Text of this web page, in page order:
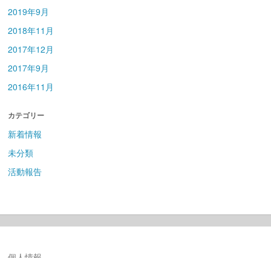
2019年9月
2018年11月
2017年12月
2017年9月
2016年11月
カテゴリー
新着情報
未分類
活動報告